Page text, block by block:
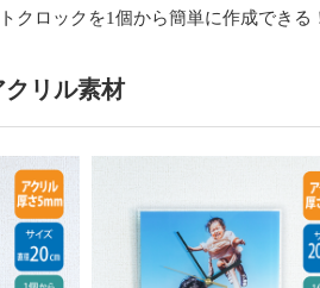
クロックを1個から簡単に作成でき
リル素材